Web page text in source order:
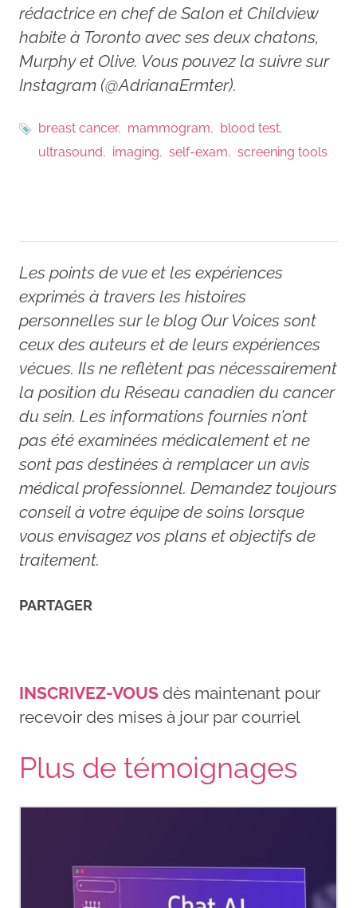
rédactrice en chef de Salon et Childview
habite à Toronto avec ses deux chatons,
Murphy et Olive. Vous pouvez la suivre sur
Instagram (@AdrianaErmter).
breast cancer mammogram
blood test
ultrasound
imaging self-exam screening tools
Les points de vue et les expériences
exprimés à travers les histoires
personnelles sur le blog Our Voices sont
ceux des auteurs et de leurs expériences
vécues. Ils ne reflètent pas nécessairement
la position du Réseau canadien du cancer
du sein. Les informations fournies n’ont
pas été examinées médicalement et ne
sont pas destinées à remplacer un avis
médical professionnel. Demandez toujours
conseil à votre équipe de soins lorsque
vous envisagez vos plans et objectifs de
traitement.
PARTAGER
INSCRIVEZ-VOUS dès maintenant pour
recevoir des mises à jour par courriel
Plus de témoignages